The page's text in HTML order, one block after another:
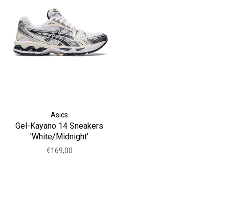
Asics
Gel-Kayano 14 Sneakers
'White/Midnight'
€169,00